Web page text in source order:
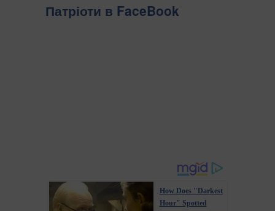
Патріоти в FaceBook
How Does "Darkest
Hour" Spotted